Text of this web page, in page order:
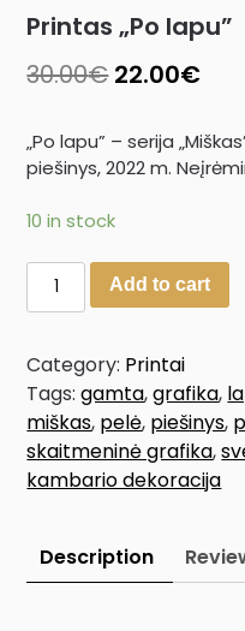
Printas „Po lapu”
30.00€22.00€
„Po lapu” – serija
piešinys, 2022 m.
10 in stock
Add to cart
Category: Printai
Tags:gamta,grafika,
miškas, pelė, piešinys,
skaitmeninė grafika,
kambario dekoracija
Description